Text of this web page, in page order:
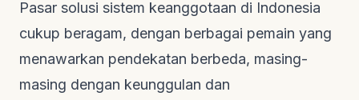
Pasar solusi sistem keanggotaan di Indonesia
cukup beragam, dengan berbagai pemain yang
menawarkan pendekatan berbeda, masing-
masing dengan keunggulan dan